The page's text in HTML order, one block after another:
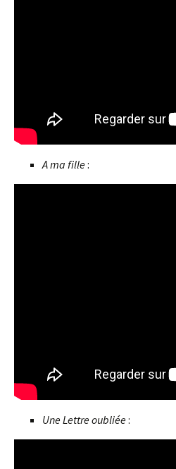
A ma fille:
Une Lettre oubliée: